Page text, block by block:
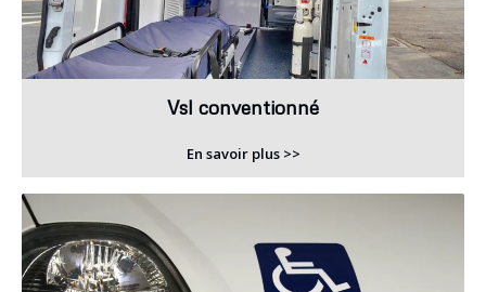
Vsl conventionné
En savoir plus >>